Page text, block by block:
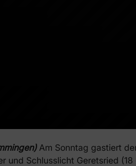
Am Sonntag gastiert
und Schlusslicht Geretsried